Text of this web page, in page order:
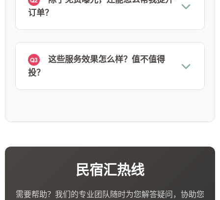
订单？
Q3
这些服务效果怎么样？值不值得
投？
民宿汇热线
需要帮助？我们的专业团队随时为您解答疑问，协助您